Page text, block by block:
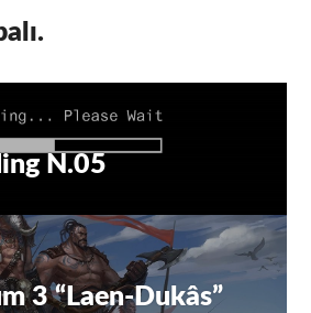
N.05
3 “Laen-Dukâs”